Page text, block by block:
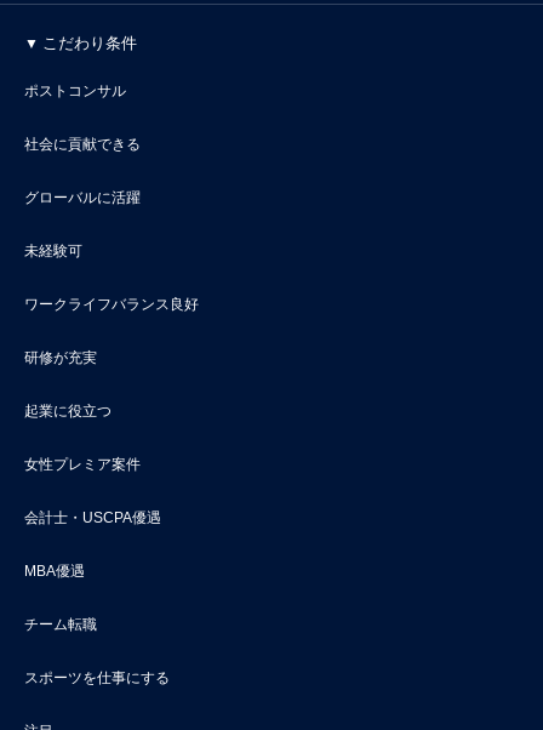
こだわり条件
ポストコンサル
社会に貢献できる
グローバルに活躍
未経験可
ワークライフバランス良好
研修が充実
起業に役立つ
女性プレミア案件
会計士・USCPA優遇
MBA優遇
チーム転職
スポーツを仕事にする